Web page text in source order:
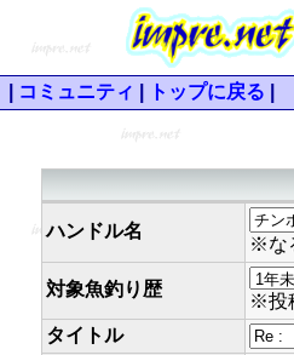
コミュニティ トップに戻る
ハンドル名
※な
対象魚釣り歴
※投
タイトル